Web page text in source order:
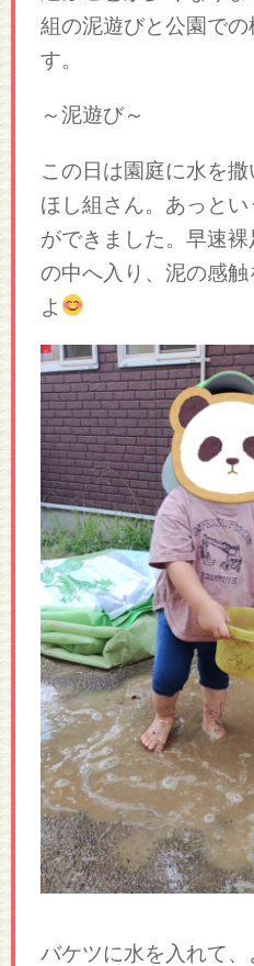
組の泥遊びと公園での
す。
～泥遊び～
この日は園庭に水を
ほし組さん。あっとい
ができました。早速
の中へ入り、泥の感
よ
バケツに水を入れて